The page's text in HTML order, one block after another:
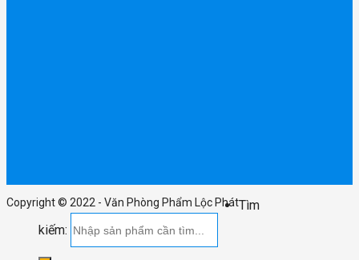
Copyright © 2022 - Văn Phòng Phẩm Lộc PhátTìm
kiếm: